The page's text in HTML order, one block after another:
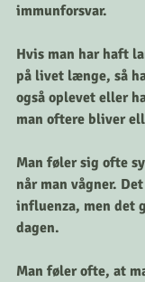
immunforsvar.
Hvis man har haft
på livet længe, så
også oplevet eller
man oftere bliver
Man føler sig ofte
når man vågner.
influenza, men det
dagen.
Man føler ofte, at